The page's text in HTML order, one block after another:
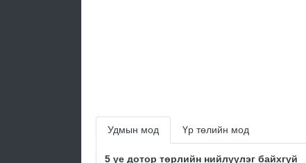
Удмын мод Үр төлийн мод
5 үе дотор төрлийн нийлүүлэг байхгүй